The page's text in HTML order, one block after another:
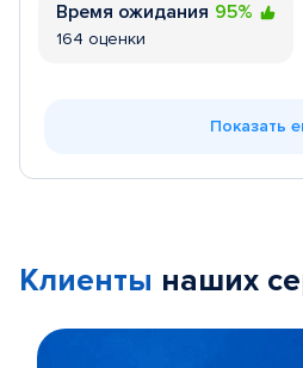
Время ожидания 95%
164 оценки
Показать
Клиенты наших